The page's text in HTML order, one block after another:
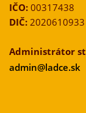
IČO: 00317438
DIČ: 2020610933
Administrátor
admin@ladce.sk